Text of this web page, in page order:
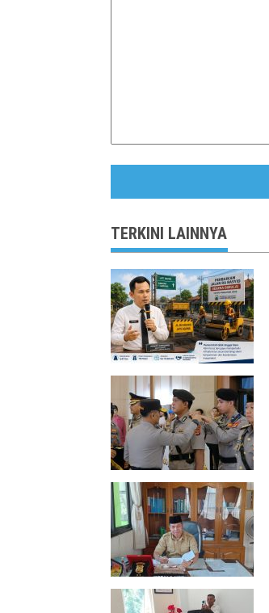
TERKINI LAINNYA